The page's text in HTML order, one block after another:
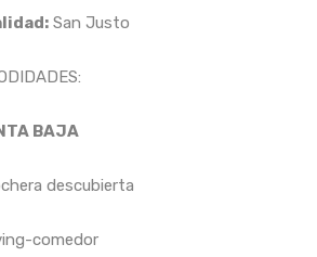
San Justo
BAJA
descubierta
comedor